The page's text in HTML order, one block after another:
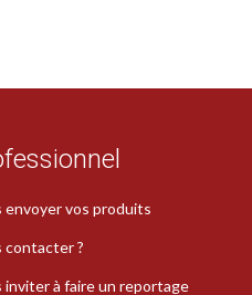
envoyer vos produits
contacter ?
inviter à faire un reportage